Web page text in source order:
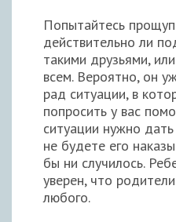
Попытайтесь
действительно ли
такими друзьями,
всем. Вероятно, он
рад ситуации, в
попросить у вас
ситуации нужно
не будете его
бы ни случилось.
уверен, что
любого.